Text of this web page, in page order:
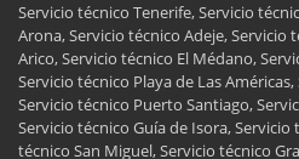
Servicio técnico Tenerife, Servicio
Arona, Servicio técnico Adeje, Servicio
Arico, Servicio técnico El Médano,
Servicio técnico Playa de Las
Servicio técnico Puerto Santiago,
Servicio técnico Guía de Isora, Servicio
técnico San Miguel, Servicio técnico